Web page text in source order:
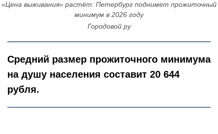
«Цена выживания» растёт: Петербург поднимет прожиточный
минимум в 2026 году
Городовой ру
Средний размер прожиточного минимума
на душу населения составит 20 644
рубля.